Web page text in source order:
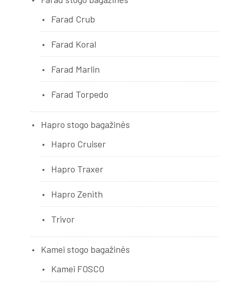
Farad Crub
Farad Koral
Farad Marlin
Farad Torpedo
Hapro stogo bagažinės
Hapro Cruiser
Hapro Traxer
Hapro Zenith
Trivor
Kamei stogo bagažinės
Kamei FOSCO